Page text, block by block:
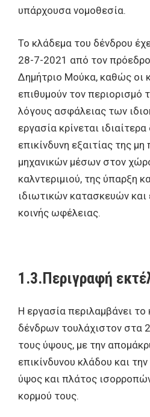
υπάρχουσα νομοθεσία.
Το κλάδεμα του δένδρου
28-7-2021 από τον πρόεδρο
Δημήτριο Μούκα, καθώς οι
επιθυμούν τον περιορισμό
λόγους ασφάλειας των
εργασία κρίνεται
επικίνδυνη εξαιτίας της
μηχανικών μέσων στον
καλντεριμιού, της ύπαρξη
ιδιωτικών κατασκευών
κοινής ωφέλειας.
1.3.Περιγραφή
Η εργασία περιλαμβάνει
δένδρων τουλάχιστον στα
τους ύψους, με την
επικίνδυνου κλάδου και
ύψος και πλάτος
κορμού τους.